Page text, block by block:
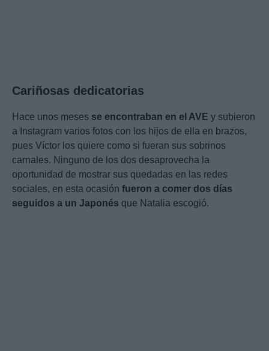
Cariñosas dedicatorias
Hace unos meses se encontraban en el AVE y subieron
a Instagram varios fotos con los hijos de ella en brazos,
pues Víctor los quiere como si fueran sus sobrinos
carnales. Ninguno de los dos desaprovecha la
oportunidad de mostrar sus quedadas en las redes
sociales, en esta ocasión fueron a comer dos días
seguidos a un Japonés que Natalia escogió.